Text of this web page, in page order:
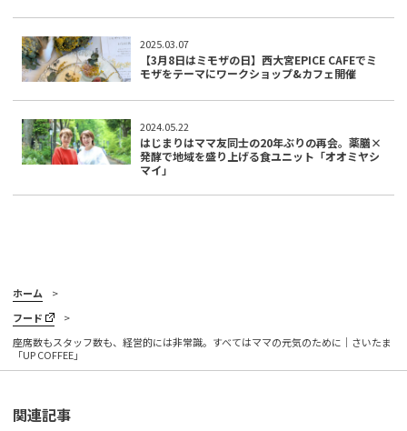
2025.03.07
【3月8日はミモザの日】西大宮EPICE CAFEでミ
モザをテーマにワークショップ&カフェ開催
2024.05.22
はじまりはママ友同士の20年ぶりの再会。薬膳×
発酵で地域を盛り上げる食ユニット「オオミヤシ
マイ」
ホーム
フード
座席数もスタッフ数も、経営的には非常識。すべてはママの元気のために｜さいたま
「UP COFFEE」
関連記事